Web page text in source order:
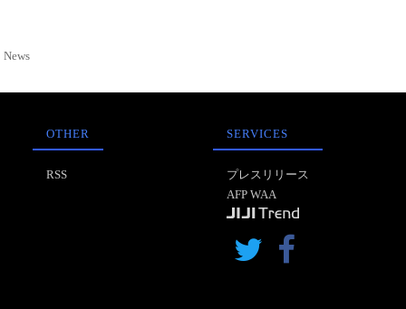
OTHER
RSS
SERVICES
プレスリリース
AFP WAA